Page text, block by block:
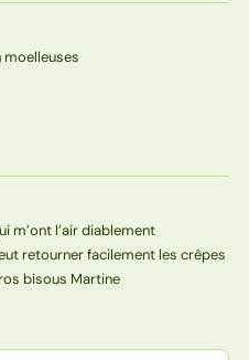
moelleuses
m’ont l’air diablement
retourner facilement les crêpes
bisous Martine